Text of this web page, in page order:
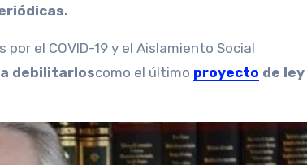
el COVID-19 y el Aislamiento Social
debilitarloscomo el último proyecto de ley